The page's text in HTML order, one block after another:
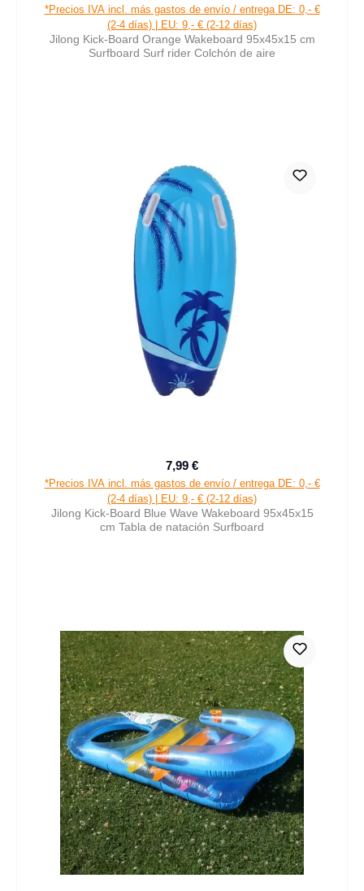
*Precios IVA incl. más gastos de envío / entrega DE: 0,- €
(2-4 días) | EU: 9,- € (2-12 días)
Jilong Kick-Board Orange Wakeboard 95x45x15 cm
Surfboard Surf rider Colchón de aire
Precio normal:
7,99 €
*Precios IVA incl. más gastos de envío / entrega DE: 0,- €
(2-4 días) | EU: 9,- € (2-12 días)
Jilong Kick-Board Blue Wave Wakeboard 95x45x15
cm Tabla de natación Surfboard